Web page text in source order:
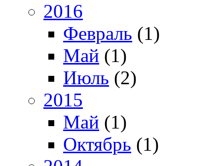
2016
Февраль (1)
Май (1)
Июль (2)
2015
Май (1)
Октябрь (1)